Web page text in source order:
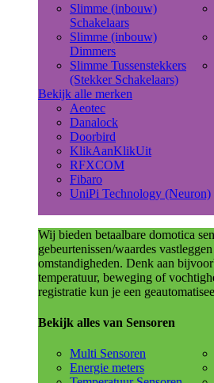
Slimme (inbouw)
Schakelaars
Slimme (inbouw)
Dimmers
Slimme Tussenstekkers
(Stekker Schakelaars)
Bekijk alle merken
Aeotec
Danalock
Doorbird
KlikAanKlikUit
RFXCOM
Fibaro
UniPi Technology (Neuron)
Wij bieden betaalbare domotica
gebeurtenissen/waardes
omstandigheden. Denk aan
temperatuur, beweging of
registratie kun je een
Bekijk alles van Sensoren
Multi Sensoren
Energie meters